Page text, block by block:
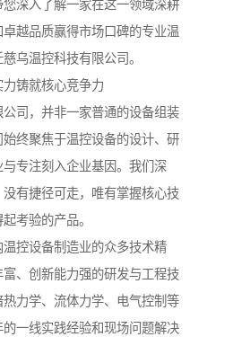
深入了解一家在这一领域深耕
越品质赢得市场口碑的专业温
乌温控科技有限公司。
铸就核心竞争力
司，并非一家普通的设备组装
终聚焦于温控设备的设计、研
专注刻入企业基因。我们深
有捷径可走，唯有掌握核心技
考验的产品。
控设备制造业的众多技术精
、创新能力强的研发与工程技
力学、流体力学、电气控制等
一线实践经验和现场问题解决